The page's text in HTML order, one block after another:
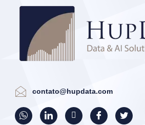
contato@hupdata.com